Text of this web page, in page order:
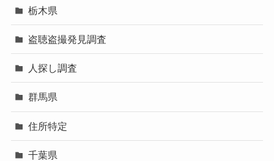
栃木県
盗聴盗撮発見調査
人探し調査
群馬県
住所特定
千葉県